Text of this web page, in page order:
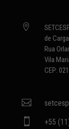

de
Rua
Vila
CEP:

 +55